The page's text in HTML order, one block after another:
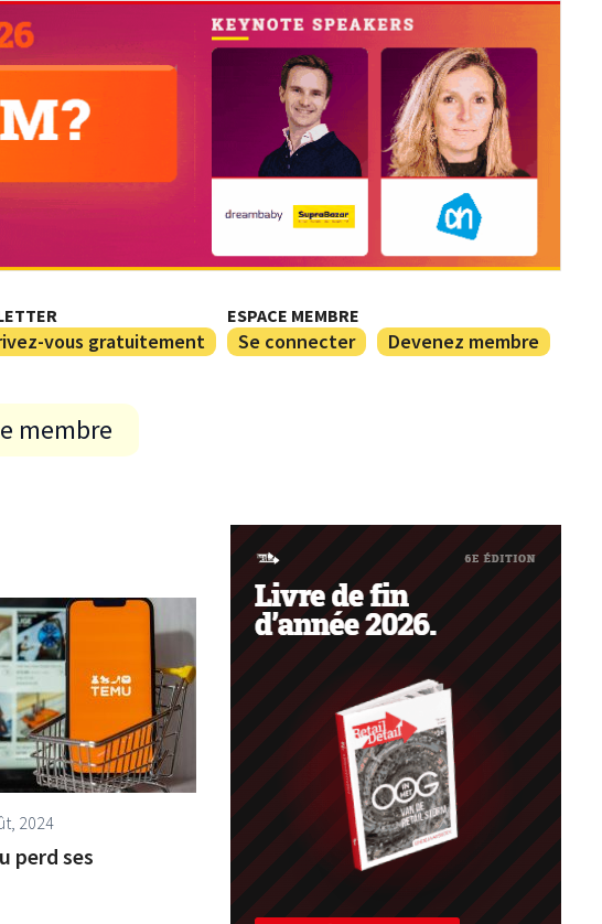
vous gratuitement
ESPACE MEMBRE
Se connecter Devenez membre
membre
2024
perd ses